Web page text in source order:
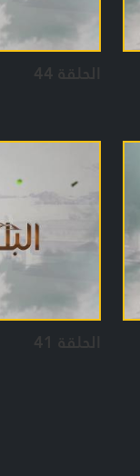
الحلقة 44
الحلقة 41